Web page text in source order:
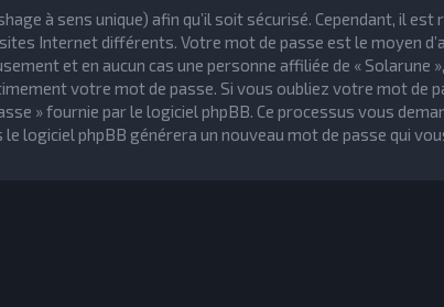
à sens unique) afin qu’il soit sécurisé. Cependant, il est
Internet différents. Votre mot de passe est le moyen
et en aucun cas une personne affiliée de « Solarune
votre mot de passe. Si vous oubliez votre mot de
» fournie par le logiciel phpBB. Ce processus vous
logiciel phpBB générera un nouveau mot de passe qui